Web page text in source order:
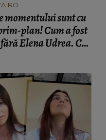
sunt cu
plan! Cum a fost
Elena Udrea. Cu